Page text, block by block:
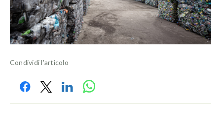
Condividi l'articolo